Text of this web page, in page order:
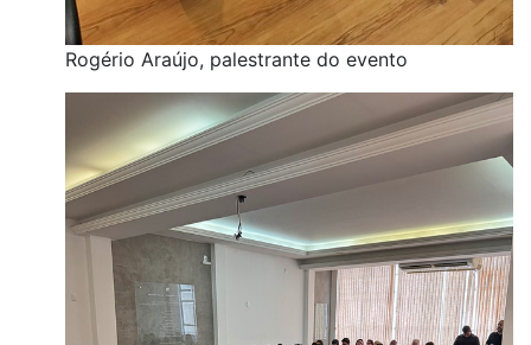
Rogério Araújo, palestrante do evento